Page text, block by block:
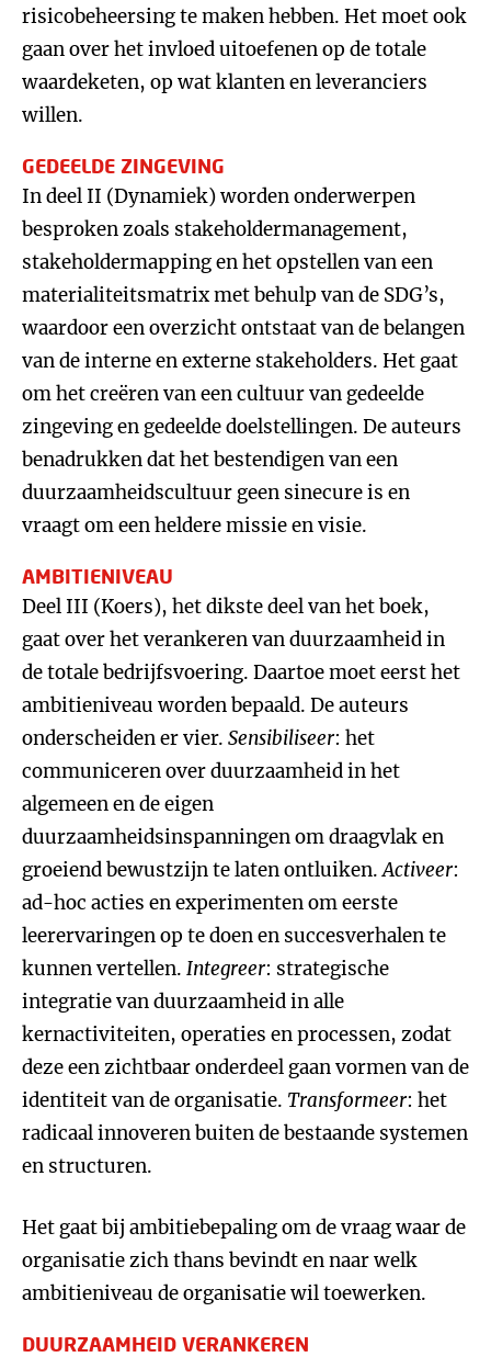
risicobeheersing te maken hebben. Het moet ook
gaan over het invloed uitoefenen op de totale
waardeketen, op wat klanten en leveranciers
willen.
GEDEELDE ZINGEVING
In deel II (Dynamiek) worden onderwerpen
besproken zoals stakeholdermanagement,
stakeholdermapping en het opstellen van een
materialiteitsmatrix met behulp van de SDG’s,
waardoor een overzicht ontstaat van de belangen
van de interne en externe stakeholders. Het gaat
om het creëren van een cultuur van gedeelde
zingeving en gedeelde doelstellingen. De auteurs
benadrukken dat het bestendigen van een
duurzaamheidscultuur geen sinecure is en
vraagt om een heldere missie en visie.
AMBITIENIVEAU
Deel III (Koers), het dikste deel van het boek,
gaat over het verankeren van duurzaamheid in
de totale bedrijfsvoering. Daartoe moet eerst het
ambitieniveau worden bepaald. De auteurs
onderscheiden er vier. Sensibiliseer: het
communiceren over duurzaamheid in het
algemeen en de eigen
duurzaamheidsinspanningen om draagvlak en
groeiend bewustzijn te laten ontluiken.Activeer:
ad-hoc acties en experimenten om eerste
leerervaringen op te doen en succesverhalen te
kunnen vertellen. Integreer: strategische
integratie van duurzaamheid in alle
kernactiviteiten, operaties en processen, zodat
deze een zichtbaar onderdeel gaan vormen van de
identiteit van de organisatie. Transformeer: het
radicaal innoveren buiten de bestaande systemen
en structuren.
Het gaat bij ambitiebepaling om de vraag waar de
organisatie zich thans bevindt en naar welk
ambitieniveau de organisatie wil toewerken.
DUURZAAMHEID VERANKEREN